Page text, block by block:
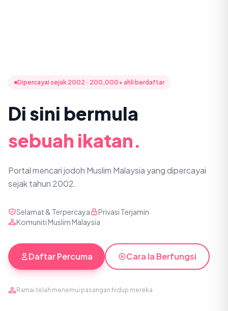
Dipercayai sejak 2002 · 200,000+ ahli berdaftar
Di sini bermula
sebuah ikatan.
Portal mencari jodoh Muslim Malaysia yang dipercayai
sejak tahun 2002.
Selamat & Terpercaya
Privasi Terjamin
Komuniti Muslim Malaysia
Daftar Percuma Cara Ia Berfungsi
Ramai telah menemui pasangan hidup mereka